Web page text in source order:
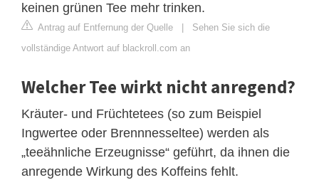
keinen grünen Tee mehr trinken.
Antrag auf Entfernung der Quelle
Sehen Sie sich die
vollständige Antwort auf blackroll.com an
Welcher Tee wirkt nicht anregend?
Kräuter- und Früchtetees (so zum Beispiel
Ingwertee oder Brennnesseltee) werden als
„teeähnliche Erzeugnisse“ geführt, da ihnen die
anregende Wirkung des Koffeins fehlt.